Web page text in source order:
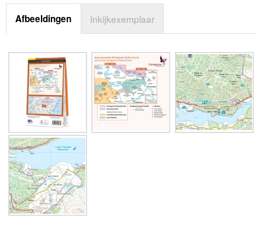
Afbeeldingen Inkijkexemplaar